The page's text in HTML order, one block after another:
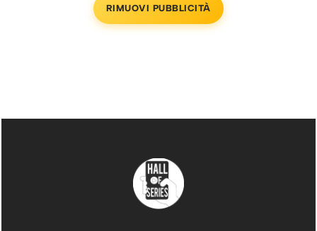
RIMUOVI PUBBLICITÀ